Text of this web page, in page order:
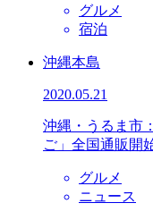
グルメ
宿泊
沖縄本島
2020.05.21
沖縄・うるま市
ご」全国通販開
グルメ
ニュース